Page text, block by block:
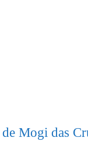
Mogi das